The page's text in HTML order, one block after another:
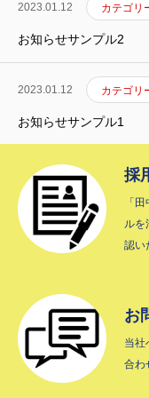
HOME
COMPANY
BUSINESS
2023.01.12 カテゴリ
お知らせサンプル2
2023.01.12 カテゴリ
お知らせサンプル1
採
「
ル
認い
お
当社
合わ